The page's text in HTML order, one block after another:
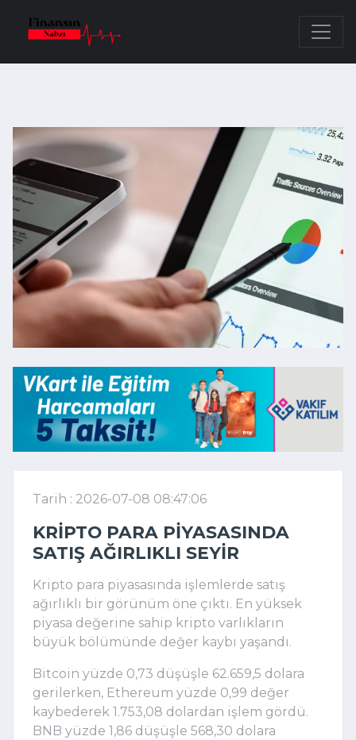
Tarih : 2026-07-08 08:47:06
KRIPTO PARA PIYASASINDA
SATIŞ AĞIRLIKLI SEYIR
Kripto para piyasasında işlemlerde satış
ağırlıklı bir görünüm öne çıktı. En yüksek
piyasa değerine sahip kripto varlıkların
büyük bölümünde değer kaybı yaşandı.
Bitcoin yüzde 0,73 düşüşle 62.659,5 dolara
gerilerken, Ethereum yüzde 0,99 değer
kaybederek 1.753,08 dolardan işlem gördü.
BNB yüzde 1,86 düşüşle 568,30 dolara